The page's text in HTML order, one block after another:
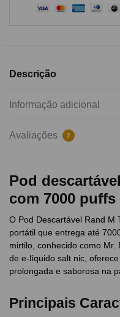
Descrição
Informação adicional
Avaliações 2
Pod
com 7000
O Pod Descartável Rand M
portátil que entrega até
mirtilo, conhecido como
de e-líquido salt nic,
prolongada e saborosa na
Principais